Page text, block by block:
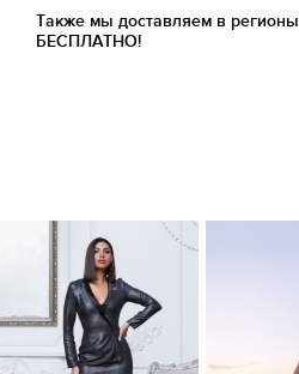
Также мы доставляем в регионы
БЕСПЛАТНО!